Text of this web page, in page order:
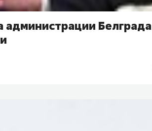
администрации Белграда